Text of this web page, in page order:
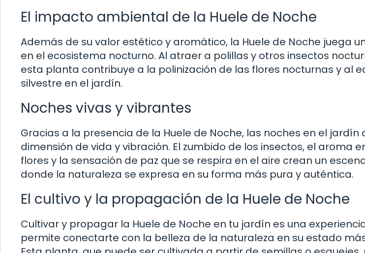
El impacto ambiental de la Huele de Noche
Además de su valor estético y aromático, la Huele de Noche juega
en el ecosistema nocturno. Al atraer a polillas y otros insectos
esta planta contribuye a la polinización de las flores nocturnas y al
silvestre en el jardín.
Noches vivas y vibrantes
Gracias a la presencia de la Huele de Noche, las noches en el jardín
dimensión de vida y vibración. El zumbido de los insectos, el aroma
flores y la sensación de paz que se respira en el aire crean un
donde la naturaleza se expresa en su forma más pura y auténtica.
El cultivo y la propagación de la Huele de Noche
Cultivar y propagar la Huele de Noche en tu jardín es una
permite conectarte con la belleza de la naturaleza en su estado